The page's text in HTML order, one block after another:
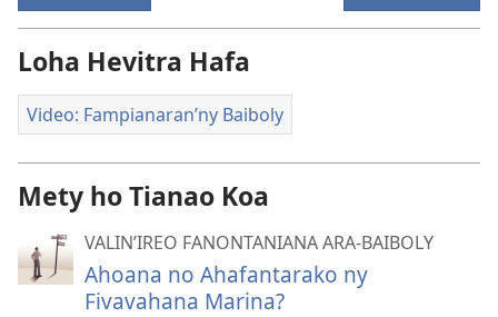
Loha Hevitra Hafa
Video: Fampianaran’ny Baiboly
Mety ho Tianao Koa
VALIN’IREO FANONTANIANA ARA-BAIBOLY
Ahoana no Ahafantarako ny
Fivavahana Marina?